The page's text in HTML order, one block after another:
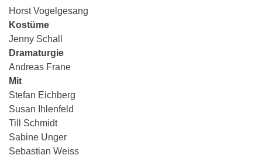
Horst Vogelgesang
Kostüme
Jenny Schall
Dramaturgie
Andreas Frane
Mit
Stefan Eichberg
Susan Ihlenfeld
Till Schmidt
Sabine Unger
Sebastian Weiss